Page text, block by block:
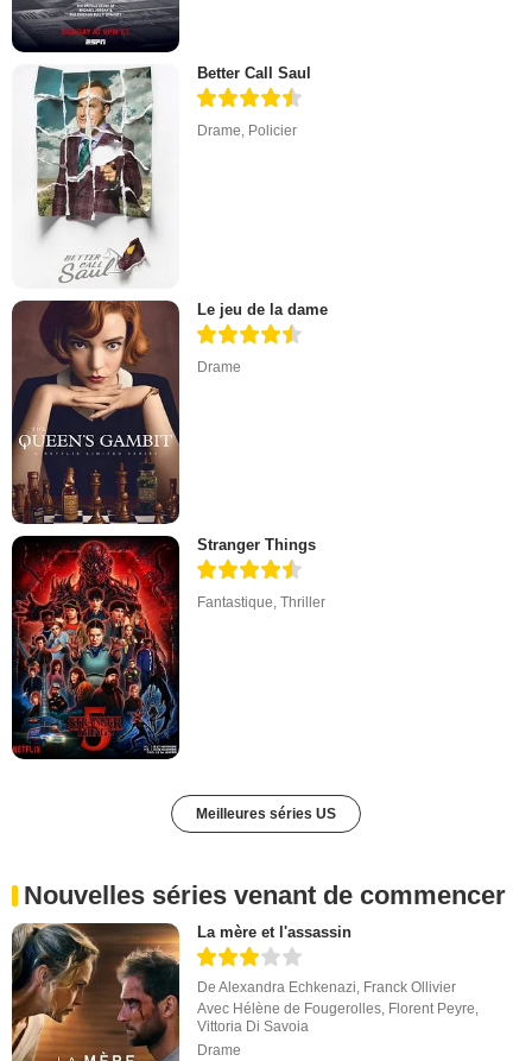
Better Call Saul
Drame, Policier
Le jeu de la dame
Drame
Stranger Things
Fantastique,Thriller
Meilleures séries US
Nouvelles séries venant de commencer
La mère et l'assassin
DeAlexandra Echkenazi, Franck Ollivier
Avec Hélène de Fougerolles, Florent Peyre,
Vittoria Di Savoia
Drame